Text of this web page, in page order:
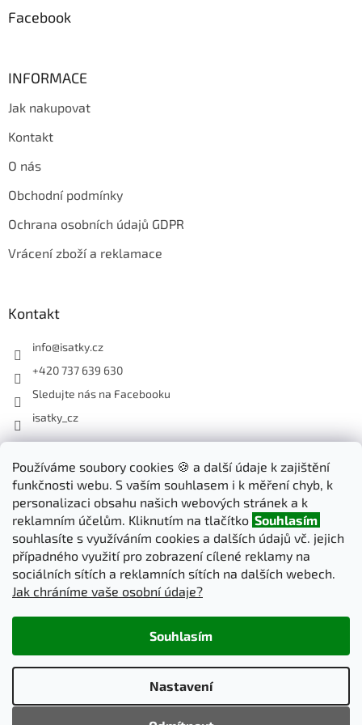
Používáme soubory cookies 🍪 a další údaje k zajištění
funkčnosti webu. S vaším souhlasem i k měření chyb, k
personalizaci obsahu našich webových stránek a k
reklamním účelům. Kliknutím na tlačítko Souhlasím
souhlasíte s využíváním cookies a dalších údajů vč. jejich
případného využití pro zobrazení cílené reklamy na
sociálních sítích a reklamních sítích na dalších webech.
Jak chráníme vaše osobní údaje?
Nastavení
Souhlasím
Facebook
INFORMACE
Jak nakupovat
Kontakt
O nás
Obchodní podmínky
Ochrana osobních údajů GDPR
Vrácení zboží a reklamace
Kontakt
info@isatky.cz
+420 737 639 630
Sledujte nás na Facebooku
isatky_cz
Odebírat newsletter
Vložte svůj e-mail a my vám budeme zasílat informace o nových
produktech na našem e-shopu.
E-mail
PŘIHLÁSIT SE